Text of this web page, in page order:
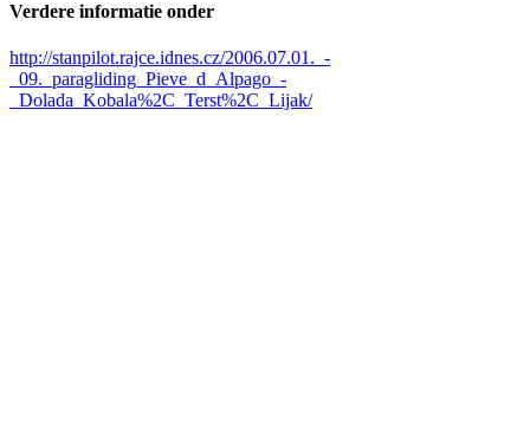
Verdere informatie onder
http://stanpilot.rajce.idnes.cz/2006.07.01._-
_09._paragliding_Pieve_d_Alpago_-
_Dolada_Kobala%2C_Terst%2C_Lijak/